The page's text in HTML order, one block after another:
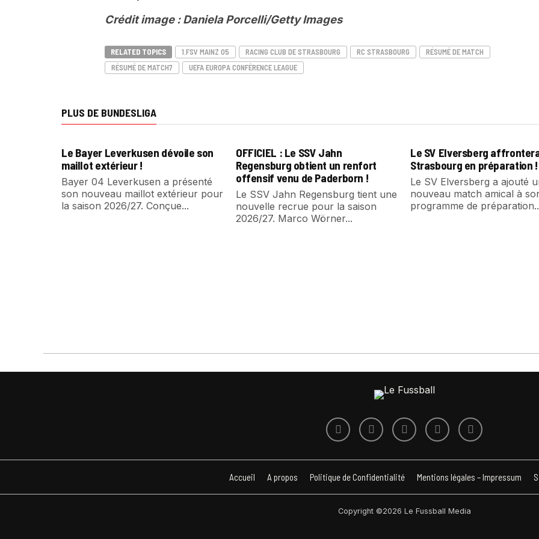
Crédit image : Daniela Porcelli/Getty Images
RELATED TOPICS 1.FSV MAINZ 05 RACING CLUB DE STRASBOURG RC STRASBOURG
RÉSUMÉ DE MATCH
RÉSUMÉ DE MATCH7
UEFA EUROPA CONFÉRENCE LEAGUE
PLUS DE BUNDESLIGA
Le Bayer Leverkusen dévoile son
maillot extérieur !
Bayer 04 Leverkusen a présenté
son nouveau maillot extérieur pour
la saison 2026/27. Conçue...
OFFICIEL : Le SSV Jahn
Regensburg obtient un renfort
offensif venu de Paderborn !
Le SSV Jahn Regensburg tient une
nouvelle recrue pour la saison
2026/27. Marco Wörner...
Le SV Elversberg
Strasbourg en préparation !
Le SV Elversberg a ajouté
nouveau match amical à
programme de
Accueil A propos Politique de Confidentialité Mentions légales – Impressum
Copyright ©2026 Le Fussball Media